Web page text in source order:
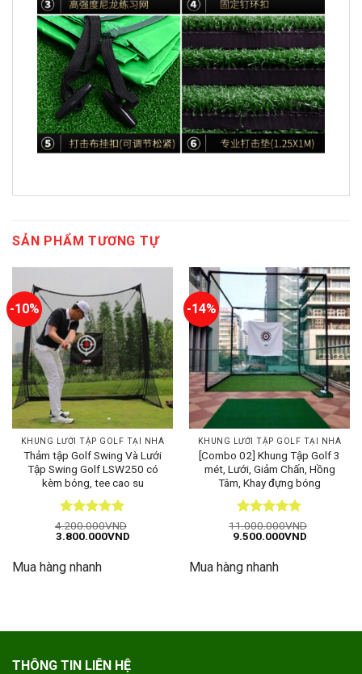
SẢN PHẨM TƯƠNG TỰ
-10%
KHUNG LƯỚI TẬP GOLF TẠI NHÀ
Thảm tập Golf Swing Và Lưới
Tập Swing Golf LSW250 có
kèm bóng, tee cao su
Được xếp
hạng55
4.200.000VND
Giá
4.200.000VND.
3.800.000VNDGiá
Mua hàng nhanh
-14%
KHUNG LƯỚI TẬP GOLF TẠI NHÀ
[Combo 02] Khung Tập Golf 3
mét, Lưới, Giảm Chấn, Hồng
Tâm, Khay đựng bóng
Được xếp
hạng55
11.000.000VND
Giá
11.000.000VND.
9.500.000VNDGiá
Mua hàng nhanh
THÔNG TIN LIÊN HỆ